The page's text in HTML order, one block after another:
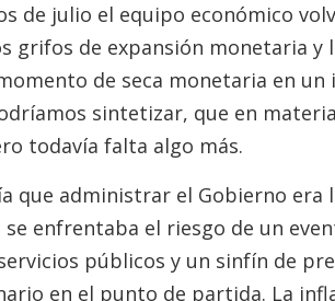
de julio el equipo económico
grifos de expansión monetaria y
de seca monetaria en
sintetizar, que en
todavía falta algo más.
que administrar el Gobierno era
enfrentaba el riesgo de un
públicos y un sinfín de
en el punto de partida. La